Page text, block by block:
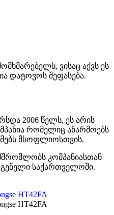
ვისაც აქვს ეს
დატოვოს შეფასება.
2006 წელს, ეს არის
რომელიც აწარმოებს
მსოფლიოსთვის.
კომპანიასთან
საქართველოში.